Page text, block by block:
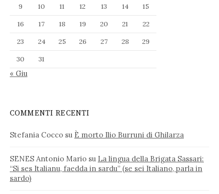
9
10 11 12 13 14
15
16
17 18 19 20 21
22
23
24 25 26 27 28
29
30
31
« Giu
COMMENTI RECENTI
Stefania Cocco su È morto Ilio Burruni di Ghilarza
SENES Antonio Mario su La lingua della Brigata Sassari:
“Si ses Italianu, faedda in sardu” (se sei Italiano, parla in
sardo)